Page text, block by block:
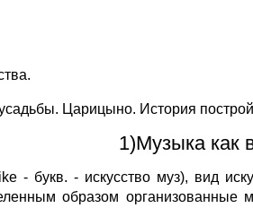
Царицыно. История
1)Музыка как
- букв. - искусство муз), вид
образом